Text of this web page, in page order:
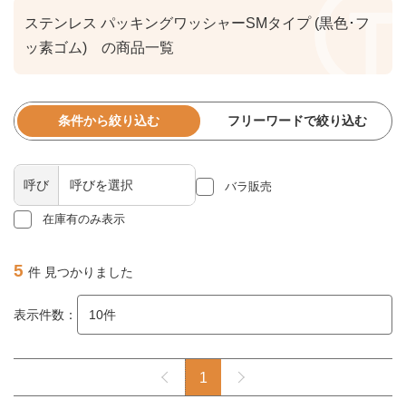
ステンレス パッキングワッシャーSMタイプ (黒色･フ
ッ素ゴム) の商品一覧
条件から絞り込む フリーワードで絞り込む
呼び バラ販売
在庫有のみ表示
5 件 見つかりました
表示件数：
1